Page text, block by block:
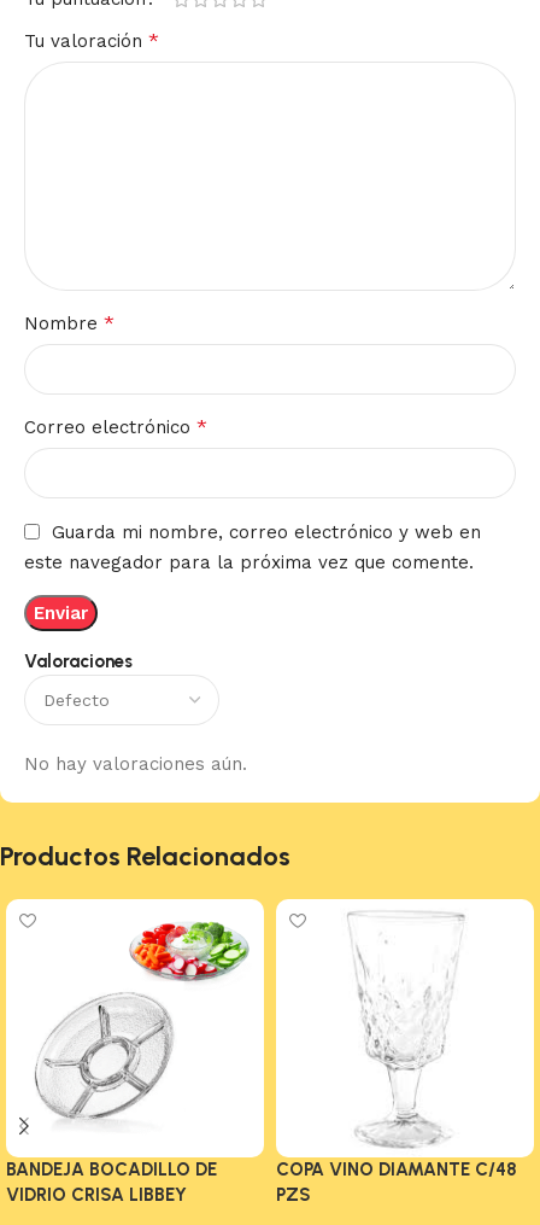
Valoraciones
No hay valoraciones aún.
Tu valoración *
Nombre *
Correo electrónico *
Guarda mi nombre, correo electrónico y web en
este navegador para la próxima vez que comente.
Productos Relacionados
BANDEJA BOCADILLO DE
VIDRIO CRISA LIBBEY
COPA VINO DIAMANTE C/48
PZS